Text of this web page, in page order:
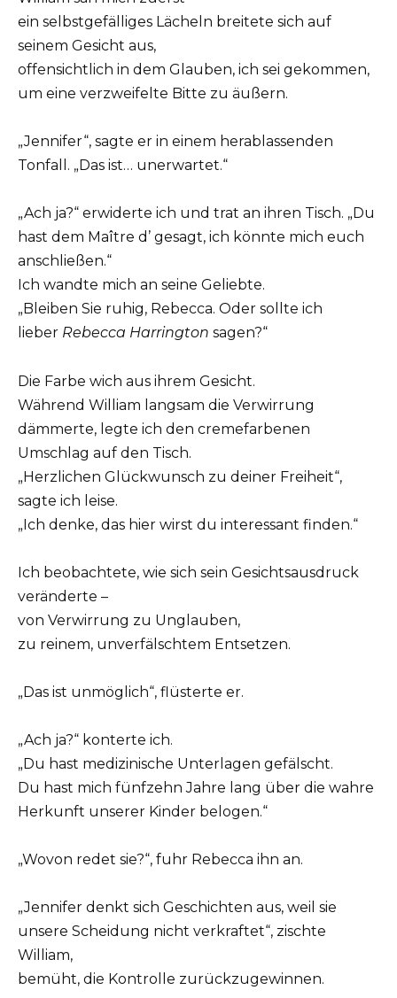
ein selbstgefälliges Lächeln breitete sich auf
seinem Gesicht aus,
offensichtlich in dem Glauben, ich sei gekommen,
um eine verzweifelte Bitte zu äußern.
„Jennifer“, sagte er in einem herablassenden
Tonfall. „Das ist… unerwartet.“
„Ach ja?“ erwiderte ich und trat an ihren Tisch. „Du
hast dem Maître d’ gesagt, ich könnte mich euch
anschließen.“
Ich wandte mich an seine Geliebte.
„Bleiben Sie ruhig, Rebecca. Oder sollte ich
lieber Rebecca Harrington sagen?“
Die Farbe wich aus ihrem Gesicht.
Während William langsam die Verwirrung
dämmerte, legte ich den cremefarbenen
Umschlag auf den Tisch.
„Herzlichen Glückwunsch zu deiner Freiheit“,
sagte ich leise.
„Ich denke, das hier wirst du interessant finden.“
Ich beobachtete, wie sich sein Gesichtsausdruck
veränderte –
von Verwirrung zu Unglauben,
zu reinem, unverfälschtem Entsetzen.
„Das ist unmöglich“, flüsterte er.
„Ach ja?“ konterte ich.
„Du hast medizinische Unterlagen gefälscht.
Du hast mich fünfzehn Jahre lang über die wahre
Herkunft unserer Kinder belogen.“
„Wovon redet sie?“, fuhr Rebecca ihn an.
„Jennifer denkt sich Geschichten aus, weil sie
unsere Scheidung nicht verkraftet“, zischte
William,
bemüht, die Kontrolle zurückzugewinnen.